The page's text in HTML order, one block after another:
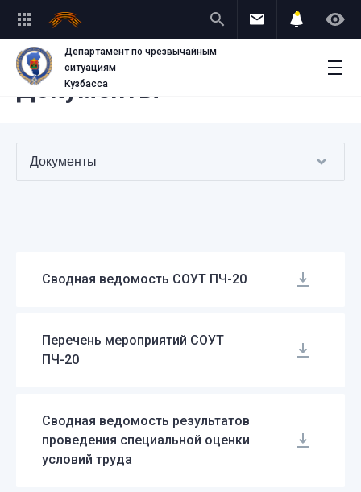
Департамент по чрезвычайным
ситуациям
Кузбасса
Документы
Сводная ведомость СОУТ ПЧ-20
Перечень мероприятий СОУТ
ПЧ-20
Сводная ведомость результатов
проведения специальной оценки
условий труда
Документы